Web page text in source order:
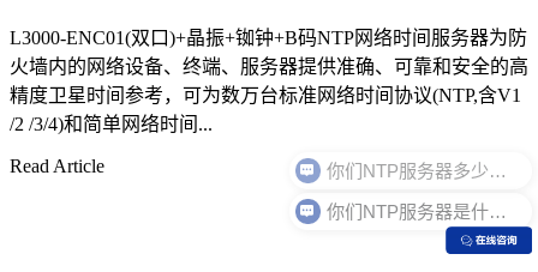
L3000-ENC01(双口)+晶振+铷钟+B码NTP网络时间服务器为防
火墙内的网络设备、终端、服务器提供准确、可靠和安全的高
精度卫星时间参考，可为数万台标准网络时间协议(NTP,含V1
/2 /3/4)和简单网络时间...
Read Article